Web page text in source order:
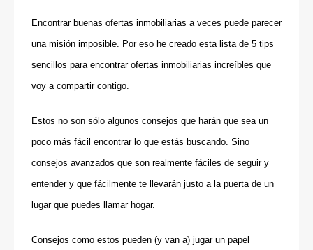
Encontrar buenas ofertas inmobiliarias a veces puede parecer
una misión imposible. Por eso he creado esta lista de 5 tips
sencillos para encontrar ofertas inmobiliarias increíbles que
voy a compartir contigo.
Estos no son sólo algunos consejos que harán que sea un
poco más fácil encontrar lo que estás buscando. Sino
consejos avanzados que son realmente fáciles de seguir y
entender y que fácilmente te llevarán justo a la puerta de un
lugar que puedes llamar hogar.
Consejos como estos pueden (y van a) jugar un papel